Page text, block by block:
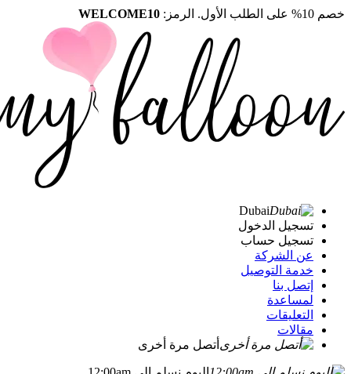
خصم 10% على الطلب الأول. الرمز: WELCOME10
Dubai
تسجيل الدخول
تسجيل حساب
عن الشركة
خدمة التوصيل
إتصل بنا
لمساعدة
التعليقات
مقالات
أتصل مرة أخرى